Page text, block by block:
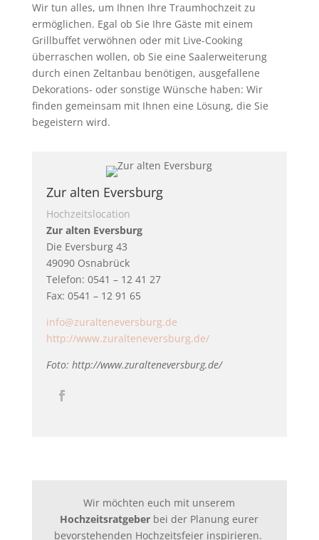
Wir tun alles, um Ihnen Ihre Traumhochzeit zu
ermöglichen. Egal ob Sie Ihre Gäste mit einem
Grillbuffet verwöhnen oder mit Live-Cooking
überraschen wollen, ob Sie eine Saalerweiterung
durch einen Zeltanbau benötigen, ausgefallene
Dekorations- oder sonstige Wünsche haben: Wir
finden gemeinsam mit Ihnen eine Lösung, die Sie
begeistern wird.
Zur alten Eversburg
Hochzeitslocation
Zur alten Eversburg
Die Eversburg 43
49090 Osnabrück
Telefon: 0541 – 12 41 27
Fax: 0541 – 12 91 65
info@zuralteneversburg.de
http://www.zuralteneversburg.de/
Foto: http://www.zuralteneversburg.de/
Wir möchten euch mit unserem
Hochzeitsratgeber bei der Planung eurer
bevorstehenden Hochzeitsfeier inspirieren.